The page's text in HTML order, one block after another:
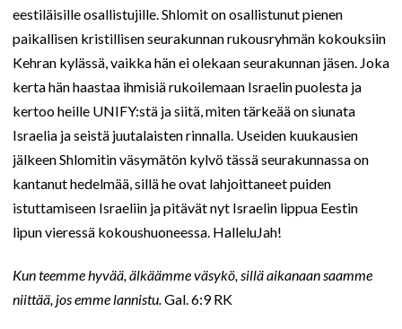
eestiläisille osallistujille. Shlomit on osallistunut pienen
paikallisen kristillisen seurakunnan rukousryhmän kokouksiin
Kehran kylässä, vaikka hän ei olekaan seurakunnan jäsen. Joka
kerta hän haastaa ihmisiä rukoilemaan Israelin puolesta ja
kertoo heille UNIFY:stä ja siitä, miten tärkeää on siunata
Israelia ja seistä juutalaisten rinnalla. Useiden kuukausien
jälkeen Shlomitin väsymätön kylvö tässä seurakunnassa on
kantanut hedelmää, sillä he ovat lahjoittaneet puiden
istuttamiseen Israeliin ja pitävät nyt Israelin lippua Eestin
lipun vieressä kokoushuoneessa. HalleluJah!
Kun teemme hyvää, älkäämme väsykö, sillä aikanaan saamme
niittää, jos emme lannistu. Gal. 6:9 RK